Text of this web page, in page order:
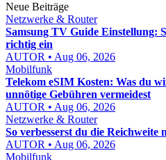
Neue Beiträge
Netzwerke & Router
Samsung TV Guide Einstellung:
richtig ein
AUTOR • Aug 06, 2026
Mobilfunk
Telekom eSIM Kosten: Was du
unnötige Gebühren vermeidest
AUTOR • Aug 06, 2026
Netzwerke & Router
So verbesserst du die Reichweite
AUTOR • Aug 06, 2026
Mobilfunk